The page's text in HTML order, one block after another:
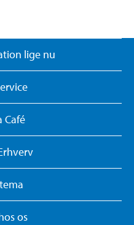
lige nu
Café
os